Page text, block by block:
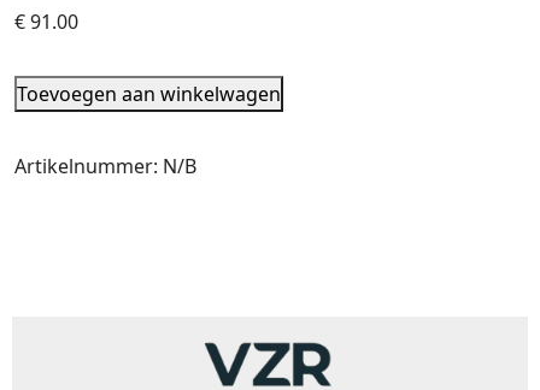
€91.00
Toevoegen aan winkelwagen
Artikelnummer: N/B